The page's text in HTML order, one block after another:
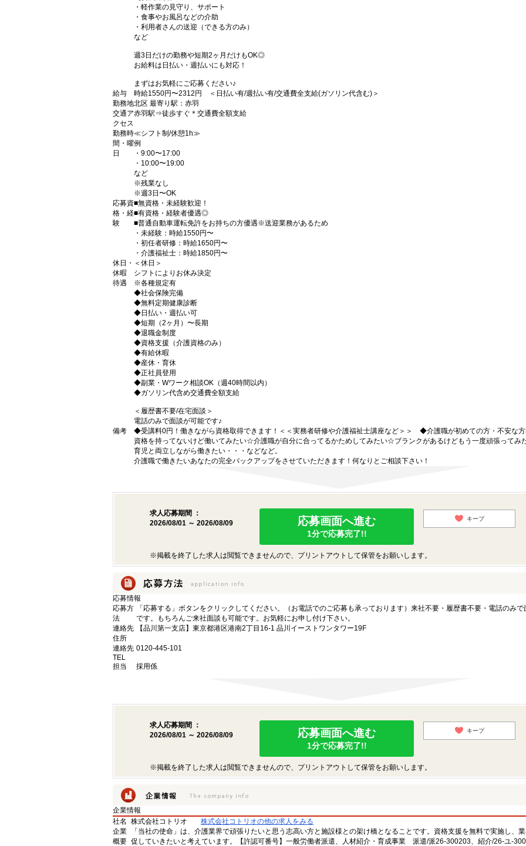
・軽作業の見守り、サポート
・食事やお風呂などの介助
・利用者さんの送迎（できる方のみ）
など
週3日だけの勤務や短期2ヶ月だけもOK◎
お給料は日払い・週払いにも対応！
まずはお気軽にご応募ください♪
給与
時給1550円〜2312円 ＜日払い有/週払い有/交通費全支給(ガソリン代含む)＞
勤務地北区 最寄り駅：赤羽
交通ア
クセス
赤羽駅⇒徒歩すぐ＊交通費全額支給
勤務時
間・曜
日
≪シフト制/休憩1h≫
例
・9:00〜17:00
・10:00〜19:00
など
※残業なし
※週3日〜OK
応募資
格・経
験
■無資格・未経験歓迎！
■有資格・経験者優遇◎
■普通自動車運転免許をお持ちの方優遇※送迎業務があるため
・未経験：時給1550円〜
・初任者研修：時給1650円〜
・介護福祉士：時給1850円〜
休日・
休暇
＜休日＞
シフトによりお休み決定
待遇
※各種規定有
◆社会保険完備
◆無料定期健康診断
◆日払い・週払い可
◆短期（2ヶ月）〜長期
◆退職金制度
◆資格支援（介護資格のみ）
◆有給休暇
◆産休・育休
◆正社員登用
◆副業・Wワーク相談OK（週40時間以内）
◆ガソリン代含め交通費全額支給
＜履歴書不要/在宅面談＞
電話のみで面談が可能です♪
備考
◆受講料0円！働きながら資格取得できます！＜＜実務者研修や介護福祉士講座など＞＞ ◆介護職が初めての方・不安な
資格を持ってないけど働いてみたい☆介護職が自分に合ってるかためしてみたい☆ブランクがあるけどもう一度頑張ってみ
育児と両立しながら働きたい・・・などなど。
介護職で働きたいあなたの完全バックアップをさせていただきます！何なりとご相談下さい！
求人応募期間 ：
2026/08/01 ～ 2026/08/09
応募画面へ進む
1分で応募完了!!
キープ
※掲載を終了した求人は閲覧できませんので、プリントアウトして保管をお願いします。
応募情報
応募方
法
「応募する」ボタンをクリックしてください。（お電話でのご応募も承っております）来社不要・履歴書不要・電話のみで
です。もちろんご来社面談も可能です。お気軽にお申し付け下さい。
連絡先
住所
【品川第一支店】東京都港区港南2丁目16-1 品川イーストワンタワー19F
連絡先
TEL
0120-445-101
担当 採用係
求人応募期間 ：
2026/08/01 ～ 2026/08/09
応募画面へ進む
1分で応募完了!!
キープ
※掲載を終了した求人は閲覧できませんので、プリントアウトして保管をお願いします。
企業情報
社名
株式会社コトリオ
株式会社コトリオの他の求人をみる
企業
概要
「当社の使命」は、介護業界で頑張りたいと思う志高い方と施設様との架け橋となることです。資格支援を無料で実施し、
促していきたいと考えています。【許認可番号】一般労働者派遣、人材紹介・育成事業 派遣/派26-300203、紹介/26-ユ-